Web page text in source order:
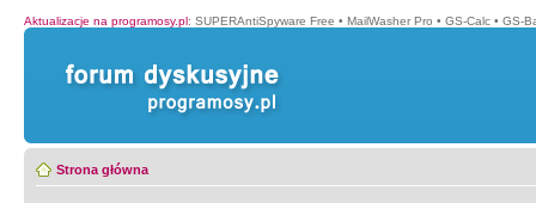
Aktualizacje na programosy.pl: SUPERAntiSpyware Free • MailWasher Pro • GS-Calc • GS-
Strona główna